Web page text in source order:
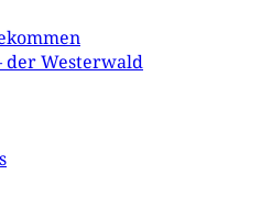
der Westerwald